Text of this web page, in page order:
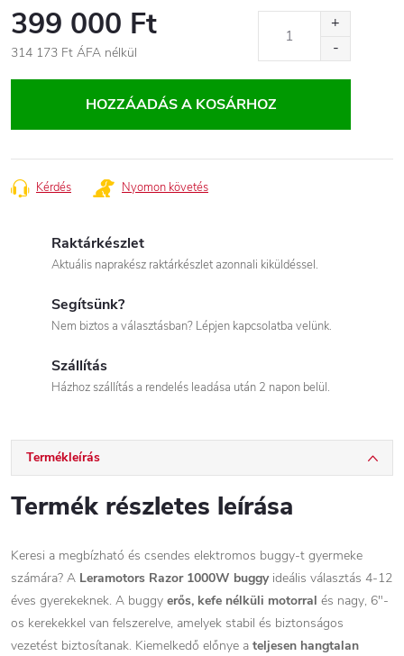
399 000 Ft
314 173 Ft ÁFA nélkül
HOZZÁADÁS A KOSÁRHOZ
Kérdés Nyomon követés
Raktárkészlet
Aktuális naprakész raktárkészlet azonnali kiküldéssel.
Segítsünk?
Nem biztos a választásban? Lépjen kapcsolatba velünk.
Szállítás
Házhoz szállítás a rendelés leadása után 2 napon belül.
Termékleírás
Termék részletes leírása
Keresi a megbízható és csendes elektromos buggy-t gyermeke
számára? A Leramotors Razor 1000W buggyideális választás 4-12
éves gyerekeknek. A buggy erős, kefe nélküli motorral és nagy, 6"-
os kerekekkel van felszerelve, amelyek stabil és biztonságos
vezetést biztosítanak. Kiemelkedő előnye a teljesen hangtalan